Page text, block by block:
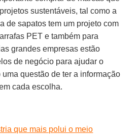
sustentáveis, tal como a
de sapatos tem um projeto com
PET e também para
grandes empresas estão
de negócio para ajudar o
questão de ter a informação
cada escolha.
que mais polui o meio